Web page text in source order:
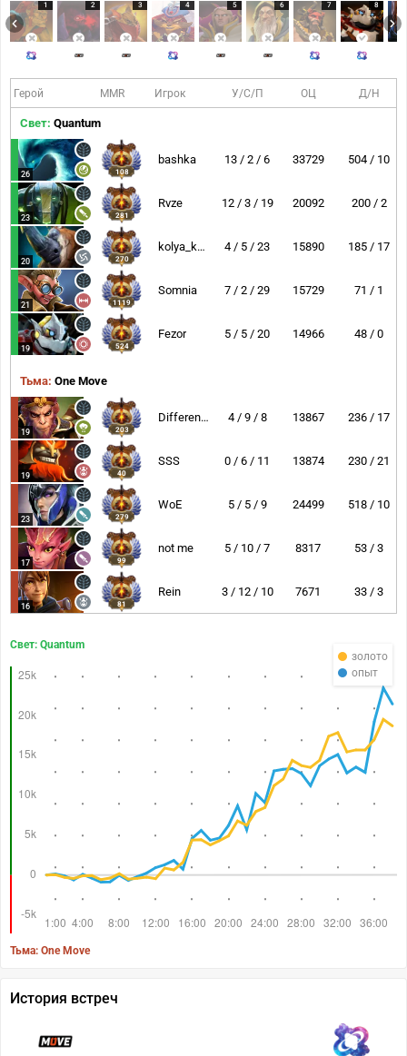
1 2 3 4 5 6 7 8
Герой MMR Игрок У/С/П ОЦ Д/Н
Свет: Quantum
26 108
bashka 13 / 2 / 6 33729 504 / 10
23 281
Rvze 12 / 3 / 19 20092 200 / 2
20 270
kolya_kaBAN68 4 / 5 / 23 15890 185 / 17
21 1119
Somnia 7 / 2 / 29 15729 71 / 1
19 524
Fezor 5 / 5 / 20 14966 48 / 0
Тьма: One Move
19 203
Difference 4 / 9 / 8 13867 236 / 17
19 40
SSS 0 / 6 / 11 13874 230 / 21
23 279
WoE 5 / 5 / 9 24499 518 / 10
17 99
not me 5 / 10 / 7 8317 53 / 3
16 81
Rein 3 / 12 / 10 7671 33 / 3
золото
опыт
Свет: Quantum
Тьма: One Move
История встреч